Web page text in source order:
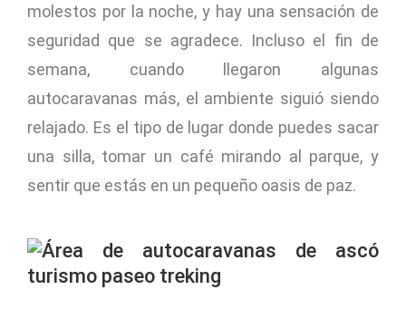
molestos por la noche, y hay una sensación de
seguridad que se agradece. Incluso el fin de
semana, cuando llegaron algunas
autocaravanas más, el ambiente siguió siendo
relajado. Es el tipo de lugar donde puedes sacar
una silla, tomar un café mirando al parque, y
sentir que estás en un pequeño oasis de paz.